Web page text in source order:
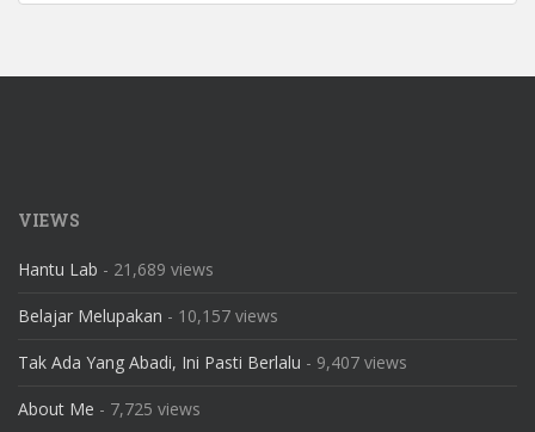
VIEWS
Hantu Lab - 21,689 views
Belajar Melupakan - 10,157 views
Tak Ada Yang Abadi, Ini Pasti Berlalu - 9,407 views
About Me - 7,725 views